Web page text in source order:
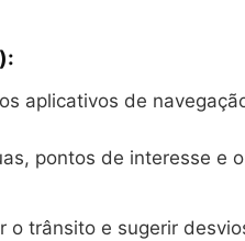
aplicativos de
pontos de interesse e
o trânsito e sugerir